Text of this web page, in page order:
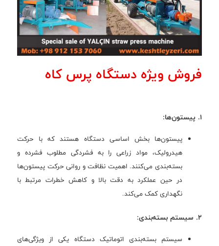
فروش ویژه دستگاه پرس کاه
1. پیستون‌ها:
پیستون‌ها بخش اساسی دستگاه هستند که با حرکت
هیدرولیک، مواد زراعی را به فشردگی مطلوب فشرده و
بسته‌بندی می‌کنند. اهمیت نظافت و روانی حرکت پیستون‌ها
در حین عملکرد به دقت بالا و کاهش خطرات مرتبط با
نگهداری کمک می‌کند.
2. سیستم بسته‌بندی:
سیستم بسته‌بندی اتوماتیک دستگاه یکی از ویژگی‌های